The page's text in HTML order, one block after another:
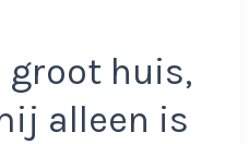
groot huis,
alleen is